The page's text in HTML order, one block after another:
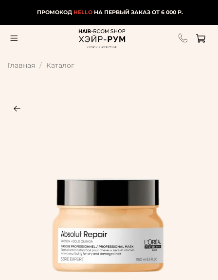
ПРОМОКОД HELLOНА ПЕРВЫЙ ЗАКАЗ ОТ 6 000 Р.
Главная Каталог